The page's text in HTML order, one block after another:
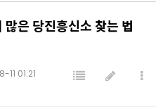
은 당진흥신소 찾는 법
01:21